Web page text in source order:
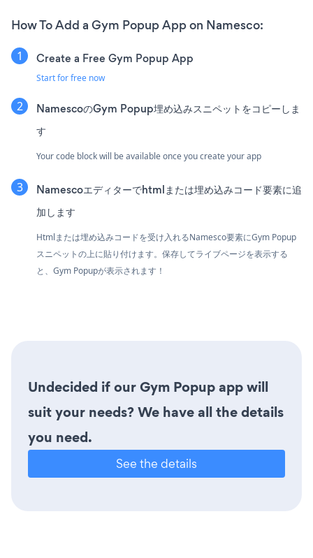
How To Add a Gym Popup App on Namesco:
Create a Free Gym Popup App
Start for free now
NamescoのGym Popup埋め込みスニペットをコピーしま
す
Your code block will be available once you create your app
Namescoエディターでhtmlまたは埋め込みコード要素に追
加します
Htmlまたは埋め込みコードを受け入れるNamesco要素にGym Popup
スニペットの上に貼り付けます。保存してライブページを表示する
と、Gym Popupが表示されます！
Undecided if our Gym Popup app will
suit your needs? We have all the details
you need.
See the details